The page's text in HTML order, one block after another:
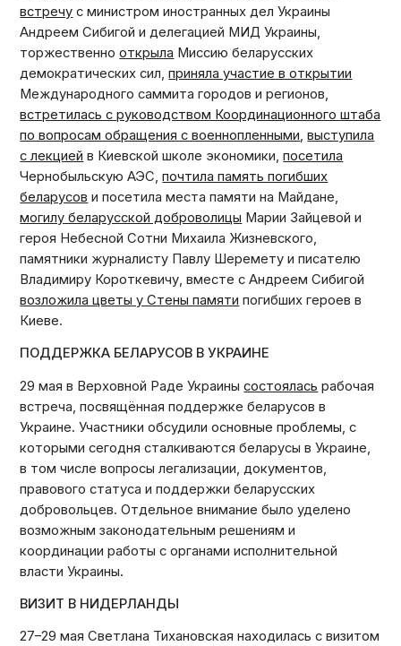
встречу с министром иностранных дел Украины
Андреем Сибигой и делегацией МИД Украины,
торжественнооткрыла Миссию беларусских
демократических сил,приняла участие в открытии
Международного саммита городов и регионов,
встретилась с руководством Координационного штаба
по вопросам обращения с военнопленными,выступила
с лекцией в Киевской школе экономики,посетила
Чернобыльскую АЭС,почтила память погибших
беларусов и посетила места памяти на Майдане,
могилу беларуcской доброволицы Марии Зайцевой и
героя Небесной Сотни Михаила Жизневского,
памятники журналисту Павлу Шеремету и писателю
Владимиру Короткевичу, вместе с Андреем Сибигой
возложила цветы у Стены памяти погибших героев в
Киеве.
ПОДДЕРЖКА БЕЛАРУСОВ В УКРАИНЕ
29 мая в Верховной Раде Украинысостоялась рабочая
встреча, посвящённая поддержке беларусов в
Украине. Участники обсудили основные проблемы, с
которыми сегодня сталкиваются беларусы в Украине,
в том числе вопросы легализации, документов,
правового статуса и поддержки беларусских
добровольцев. Отдельное внимание было уделено
возможным законодательным решениям и
координации работы с органами исполнительной
власти Украины.
ВИЗИТ В НИДЕРЛАНДЫ
27–29 мая Светлана Тихановская находилась с визитом